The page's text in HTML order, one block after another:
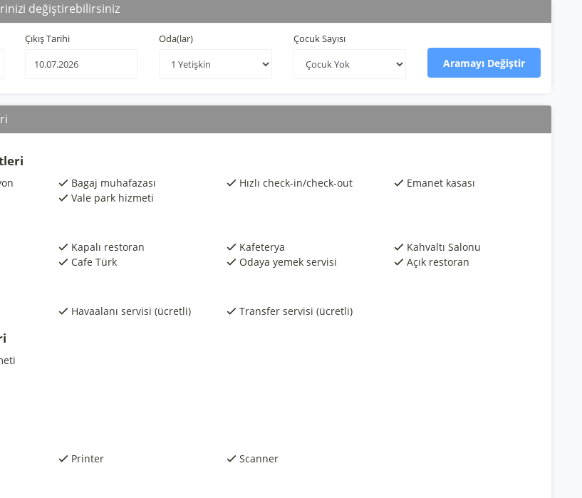
değiştirebilirsiniz
Çıkış Tarihi Oda(lar) Çocuk Sayısı
Aramayı Değiştir
Bagaj muhafazası Hızlı check-in/check-out
Emanet kasası
Vale park hizmeti
Kapalı restoran Kafeterya
Kahvaltı Salonu
Cafe Türk Odaya yemek servisi Açık restoran
Havaalanı servisi (ücretli) Transfer servisi (ücretli)
Printer Scanner